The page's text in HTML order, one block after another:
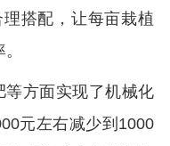
搭配，让每亩栽植
等方面实现了机械化
元左右减少到1000